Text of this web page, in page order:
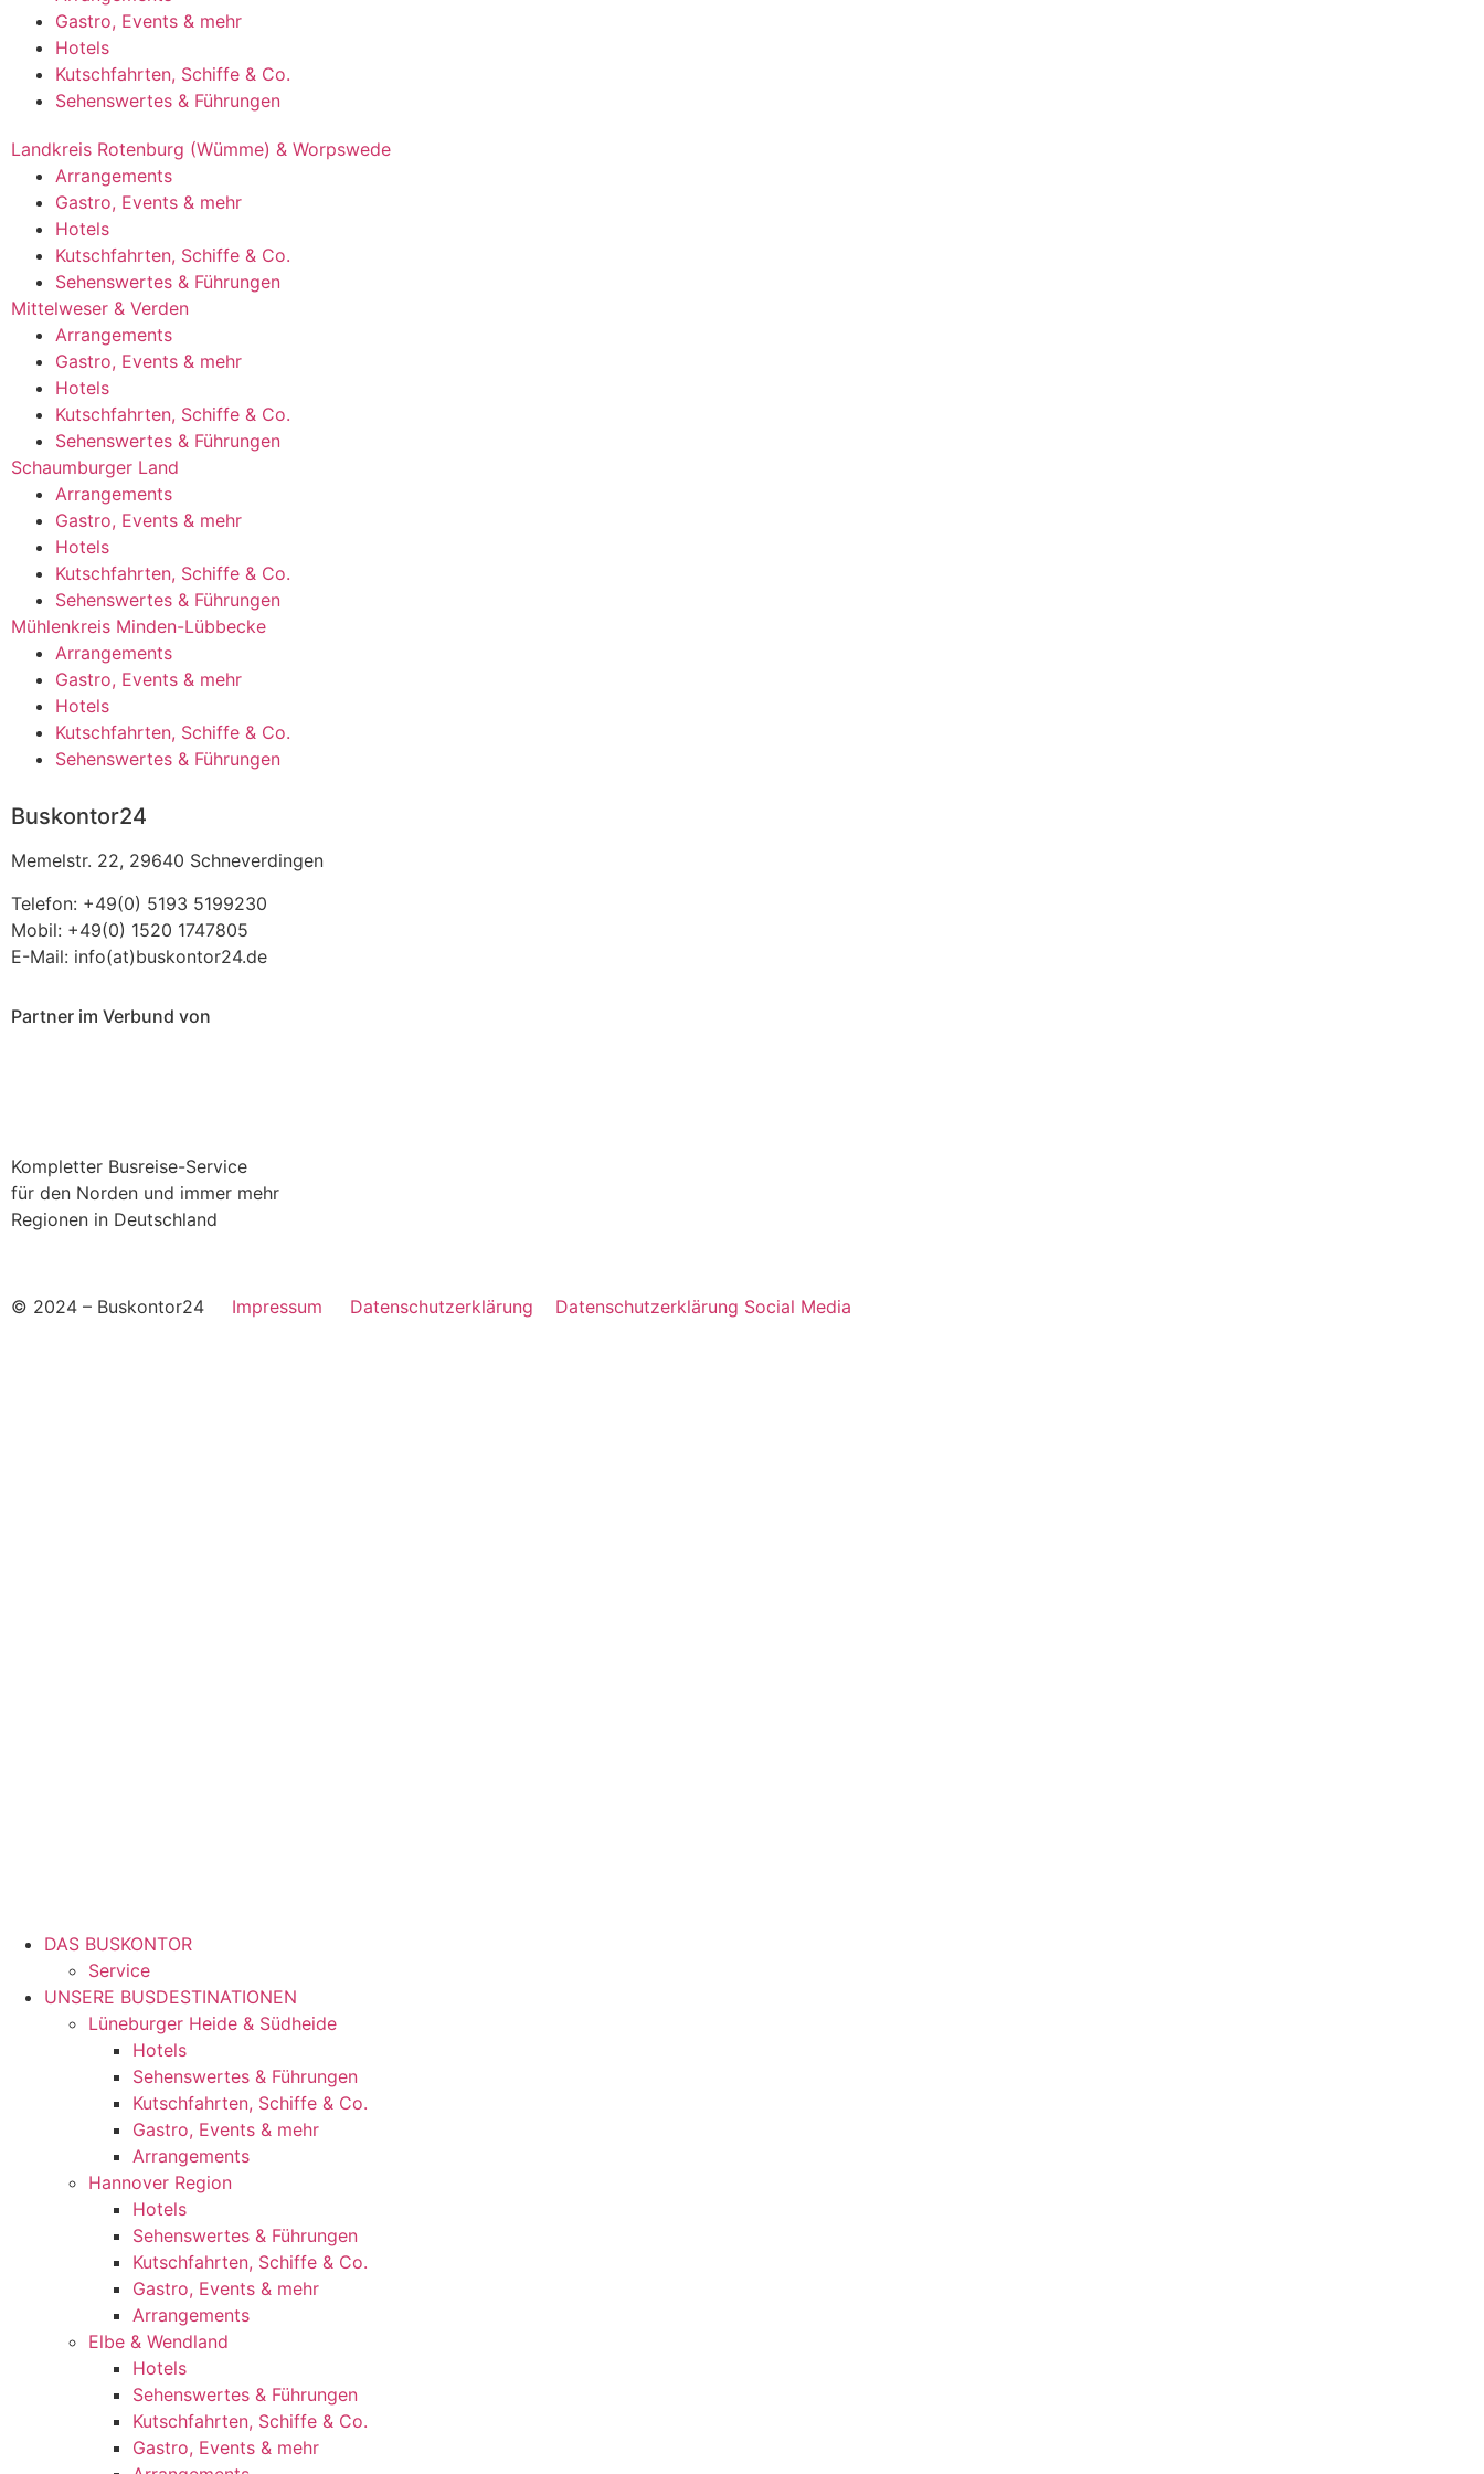
Gastro, Events & mehr
Hotels
Kutschfahrten, Schiffe & Co.
Sehenswertes & Führungen
Landkreis Rotenburg (Wümme) & Worpswede
Arrangements
Gastro, Events & mehr
Hotels
Kutschfahrten, Schiffe & Co.
Sehenswertes & Führungen
Mittelweser & Verden
Arrangements
Gastro, Events & mehr
Hotels
Kutschfahrten, Schiffe & Co.
Sehenswertes & Führungen
Schaumburger Land
Arrangements
Gastro, Events & mehr
Hotels
Kutschfahrten, Schiffe & Co.
Sehenswertes & Führungen
Mühlenkreis Minden-Lübbecke
Arrangements
Gastro, Events & mehr
Hotels
Kutschfahrten, Schiffe & Co.
Sehenswertes & Führungen
Buskontor24
Memelstr. 22, 29640 Schneverdingen
Telefon: +49(0) 5193 5199230
Mobil: +49(0) 1520 1747805
E-Mail: info(at)buskontor24.de
Partner im Verbund von
Kompletter Busreise-Service
für den Norden und immer mehr
Regionen in Deutschland
© 2024 – Buskontor24 Impressum Datenschutzerklärung Datenschutzerklärung Social Media
DAS BUSKONTOR
Service
UNSERE BUSDESTINATIONEN
Lüneburger Heide & Südheide
Hotels
Sehenswertes & Führungen
Kutschfahrten, Schiffe & Co.
Gastro, Events & mehr
Arrangements
Hannover Region
Hotels
Sehenswertes & Führungen
Kutschfahrten, Schiffe & Co.
Gastro, Events & mehr
Arrangements
Elbe & Wendland
Hotels
Sehenswertes & Führungen
Kutschfahrten, Schiffe & Co.
Gastro, Events & mehr